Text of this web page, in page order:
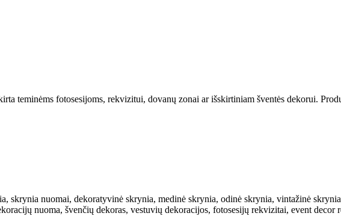
teminėms fotosesijoms, rekvizitui, dovanų zonai ar išskirtiniam šventės dekorui.
skrynia nuomai, dekoratyvinė skrynia, medinė skrynia, odinė skrynia, vintažinė
nuoma, švenčių dekoras, vestuvių dekoracijos, fotosesijų rekvizitai, event decor